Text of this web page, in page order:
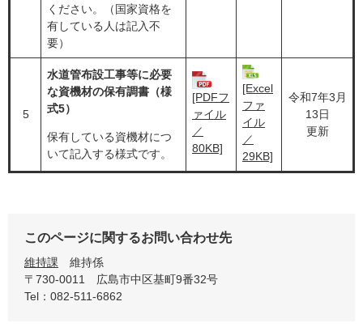
ください。（国家資格を
有している人は記入不
要）
5
水道管布設工事等に必要
な資機材の保有調書（様
式5）
保有している資機材につ
いて記入する様式です。
[PDFフ
ァイル
／
80KB]
[Excel
ファ
イル
／
29KB]
令和7年3月
13日
更新
このページに関するお問い合わせ先
維持課
維持係
〒730-0011
広島市中区基町9番32号
Tel：082-511-6862